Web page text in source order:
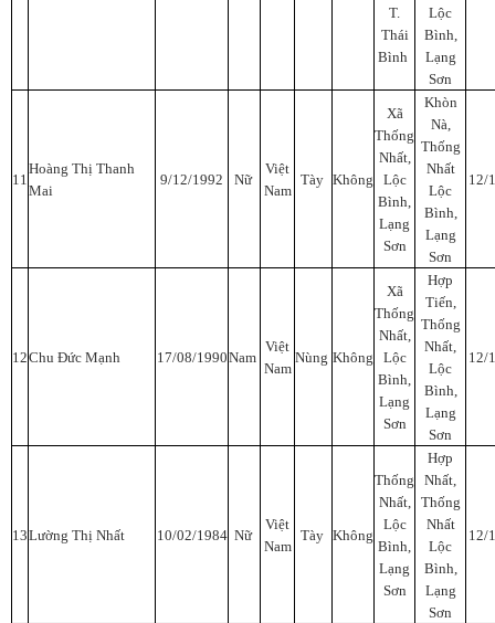
T.
Thái
Bình
Lộc
Bình,
Lạng
Sơn
11
Hoàng Thị Thanh
Mai
9/12/1992 Nữ
Việt
Nam
Tày Không
Xã
Thống
Nhất,
Lộc
Bình,
Lạng
Sơn
Khòn
Nà,
Thống
Nhất
Lộc
Bình,
Lạng
Sơn
12/
12Chu Đức Mạnh 17/08/1990Nam
Việt
Nam
Nùng Không
Xã
Thống
Nhất,
Lộc
Bình,
Lạng
Sơn
Hợp
Tiến,
Thống
Nhất,
Lộc
Bình,
Lạng
Sơn
12/
13Lường Thị Nhất 10/02/1984 Nữ
Việt
Nam
Tày Không
Thống
Nhất,
Lộc
Bình,
Lạng
Sơn
Hợp
Nhất,
Thống
Nhất
Lộc
Bình,
Lạng
Sơn
12/